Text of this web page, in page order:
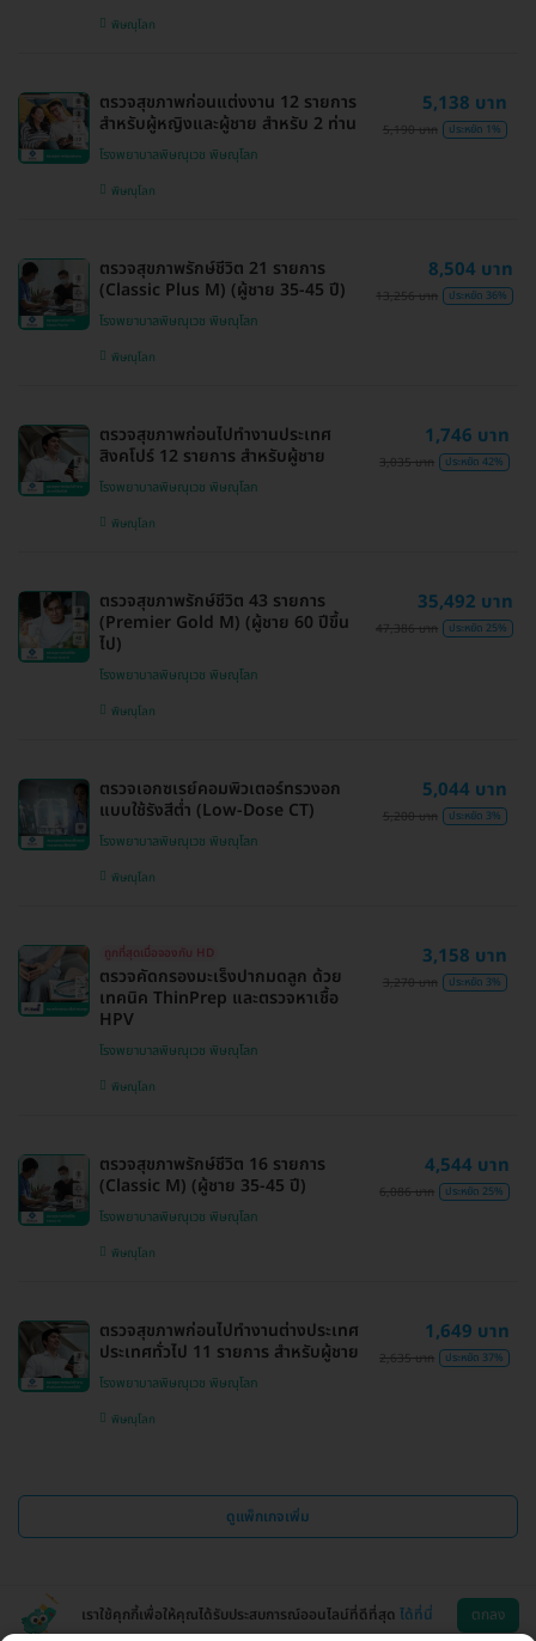
พิษณุโลก
ตรวจสุขภาพก่อนแต่งงาน 12 รายการ
สำหรับผู้หญิงและผู้ชาย สำหรับ 2 ท่าน
โรงพยาบาลพิษณุเวช พิษณุโลก
พิษณุโลก
5,138 บาท
5,190 บาท ประหยัด 1%
ตรวจสุขภาพรักษ์ชีวิต 21 รายการ
(Classic Plus M) (ผู้ชาย 35-45 ปี)
โรงพยาบาลพิษณุเวช พิษณุโลก
พิษณุโลก
8,504 บาท
13,256 บาท ประหยัด 36%
ตรวจสุขภาพก่อนไปทำงานประเทศ
สิงคโปร์ 12 รายการ สำหรับผู้ชาย
โรงพยาบาลพิษณุเวช พิษณุโลก
พิษณุโลก
1,746 บาท
3,035 บาท ประหยัด 42%
ตรวจสุขภาพรักษ์ชีวิต 43 รายการ
(Premier Gold M) (ผู้ชาย 60 ปีขึ้น
ไป)
โรงพยาบาลพิษณุเวช พิษณุโลก
พิษณุโลก
35,492 บาท
47,386 บาท ประหยัด 25%
ตรวจเอกซเรย์คอมพิวเตอร์ทรวงอก
แบบใช้รังสีต่ำ (Low-Dose CT)
โรงพยาบาลพิษณุเวช พิษณุโลก
พิษณุโลก
5,044 บาท
5,200 บาท ประหยัด 3%
ถูกที่สุดเมื่อจองกับ HD
ตรวจคัดกรองมะเร็งปากมดลูก ด้วย
เทคนิค ThinPrep และตรวจหาเชื้อ
HPV
โรงพยาบาลพิษณุเวช พิษณุโลก
พิษณุโลก
3,158 บาท
3,270 บาท ประหยัด 3%
ตรวจสุขภาพรักษ์ชีวิต 16 รายการ
(Classic M) (ผู้ชาย 35-45 ปี)
โรงพยาบาลพิษณุเวช พิษณุโลก
พิษณุโลก
4,544 บาท
6,086 บาท ประหยัด 25%
ตรวจสุขภาพก่อนไปทำงานต่างประเทศ
ประเทศทั่วไป 11 รายการ สำหรับผู้ชาย
โรงพยาบาลพิษณุเวช พิษณุโลก
พิษณุโลก
1,649 บาท
2,635 บาท ประหยัด 37%
ดูแพ็กเกจเพิ่ม
เราใช้คุกกี้เพื่อให้คุณได้รับประสบการณ์ออนไลน์ที่ดีที่สุด ได้ที่นี่ ตกลง